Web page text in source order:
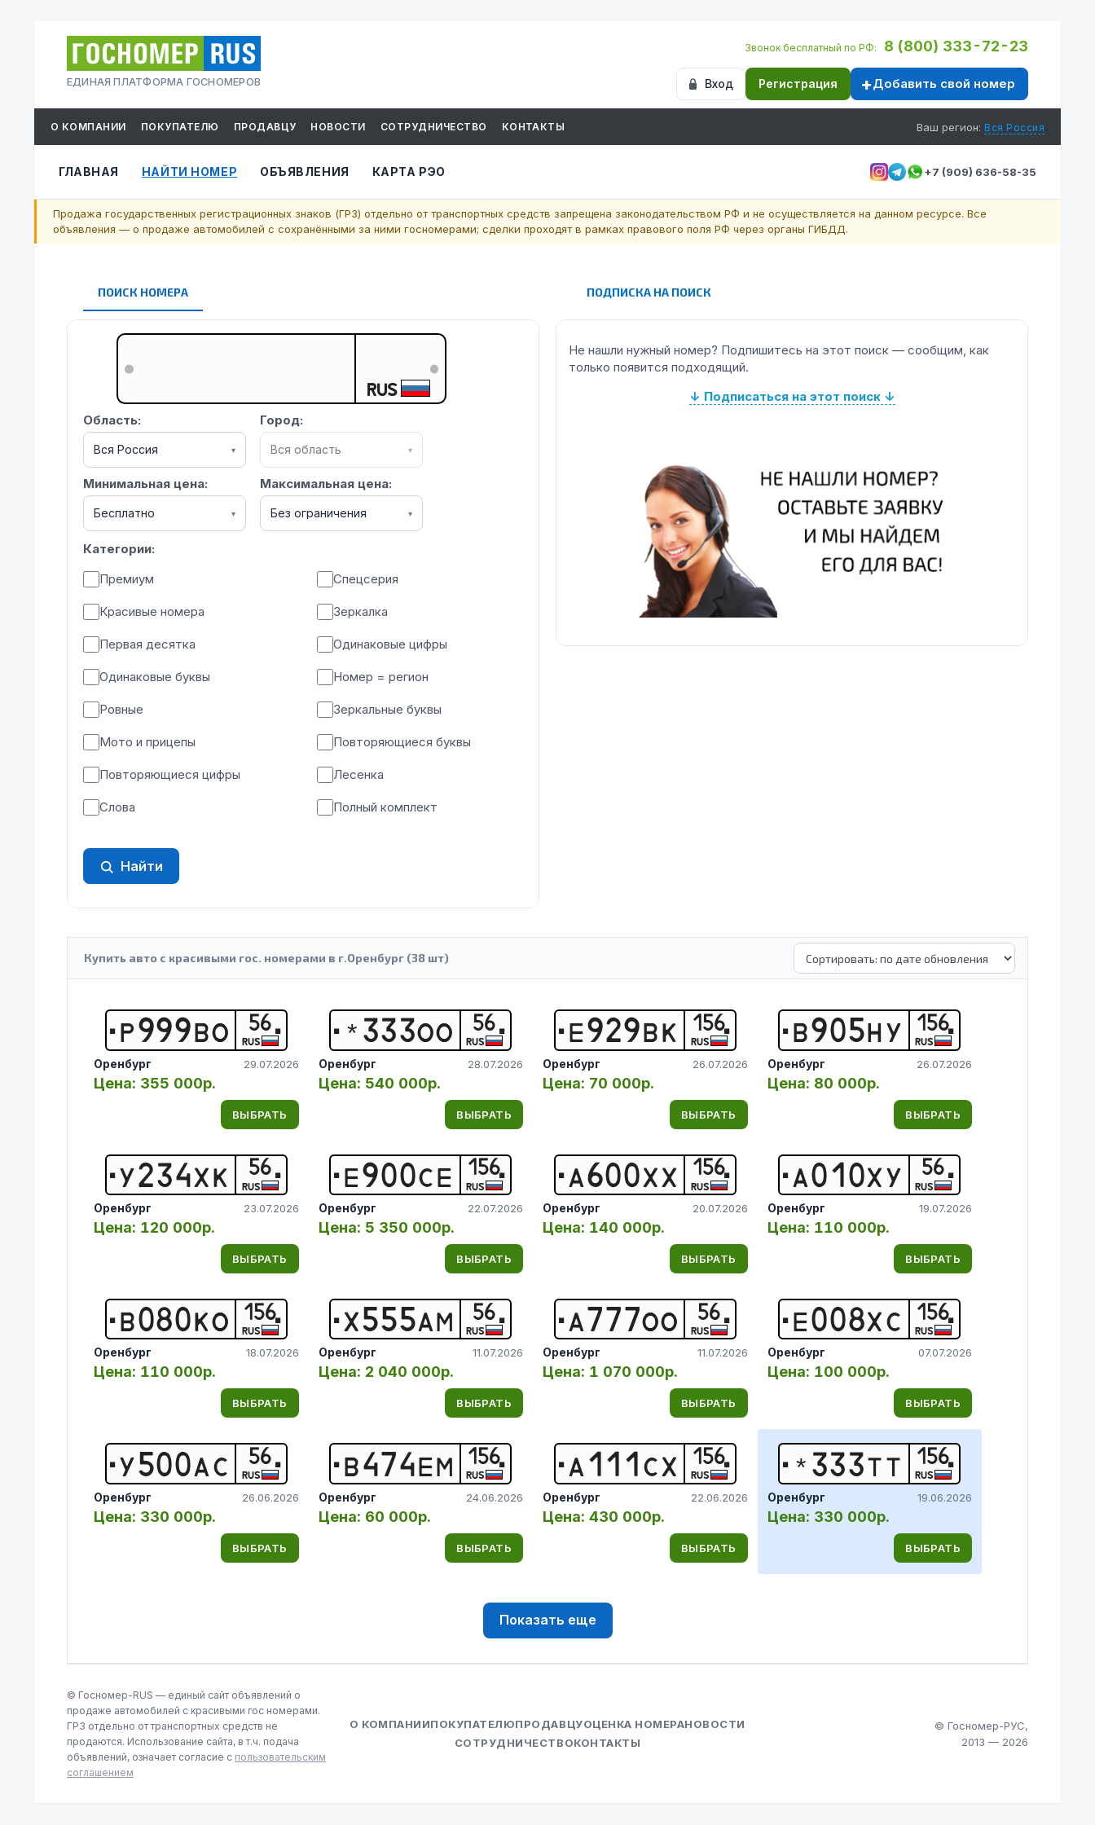
ЕДИНАЯ ПЛАТФОРМА ГОСНОМЕРОВ
Звонок бесплатный по РФ: 8 (800) 333-72-23
Вход Регистрация Добавить свой номер
О КОМПАНИИ ПОКУПАТЕЛЮ ПРОДАВЦУ НОВОСТИ СОТРУДНИЧЕСТВО КОНТАКТЫ Ваш регион: Вся Россия
ГЛАВНАЯ НАЙТИ НОМЕР ОБЪЯВЛЕНИЯ КАРТА РЭО +7 (909) 636-58-35
Продажа государственных регистрационных знаков (ГРЗ) отдельно от транспортных средств запрещена законодательством РФ и не осуществляется на данном ресурсе. Все
объявления — о продаже автомобилей с сохранёнными за ними госномерами; сделки проходят в рамках правового поля РФ через органы ГИБДД.
ПОИСК НОМЕРА
RUS
Область:
Вся Россия ▾
Город:
Вся область ▾
Минимальная цена:
Бесплатно ▾
Максимальная цена:
Без ограничения ▾
Категории:
Премиум
Спецсерия
Красивые номера Зеркалка
Первая десятка Одинаковые цифры
Одинаковые буквы Номер = регион
Ровные Зеркальные буквы
Мото и прицепы Повторяющиеся буквы
Повторяющиеся цифры Лесенка
Слова Полный комплект
Найти
ПОДПИСКА НА ПОИСК
Не нашли нужный номер? Подпишитесь на этот поиск — сообщим, как
только появится подходящий.
↓ Подписаться на этот поиск ↓
Купить авто с красивыми гос. номерами в г.Оренбург (38 шт)
Р999ВО 56
RUS
Оренбург 29.07.2026
Цена: 355 000р.
ВЫБРАТЬ
У234ХК 56
RUS
Оренбург 23.07.2026
Цена: 120 000р.
ВЫБРАТЬ
В080КО 156
RUS
Оренбург 18.07.2026
Цена: 110 000р.
ВЫБРАТЬ
У500А С 56
RUS
Оренбург 26.06.2026
Цена: 330 000р.
ВЫБРАТЬ
* 333ОО 56
RUS
Оренбург 28.07.2026
Цена: 540 000р.
ВЫБРАТЬ
Е900СЕ 156
RUS
Оренбург 22.07.2026
Цена: 5 350 000р.
ВЫБРАТЬ
Х555АМ 56
RUS
Оренбург 11.07.2026
Цена: 2 040 000р.
ВЫБРАТЬ
В474ЕМ 156
RUS
Оренбург 24.06.2026
Цена: 60 000р.
ВЫБРАТЬ
Е929ВК 156
RUS
Оренбург 26.07.2026
Цена: 70 000р.
ВЫБРАТЬ
А600ХХ 156
RUS
Оренбург 20.07.2026
Цена: 140 000р.
ВЫБРАТЬ
А777ОО 56
RUS
Оренбург 11.07.2026
Цена: 1 070 000р.
ВЫБРАТЬ
А 1 1 1 СХ 156
RUS
Оренбург 22.06.2026
Цена: 430 000р.
ВЫБРАТЬ
В905НУ 156
RUS
Оренбург 26.07.2026
Цена: 80 000р.
ВЫБРАТЬ
А01 0ХУ 56
RUS
Оренбург 19.07.2026
Цена: 110 000р.
ВЫБРАТЬ
Е008ХС 156
RUS
Оренбург 07.07.2026
Цена: 100 000р.
ВЫБРАТЬ
* 333ТТ 156
RUS
Оренбург 19.06.2026
Цена: 330 000р.
ВЫБРАТЬ
Показать еще
© Госномер-RUS — единый сайт объявлений о
продаже автомобилей с красивыми гос номерами.
ГРЗ отдельно от транспортных средств не
продаются. Использование сайта, в т.ч. подача
объявлений, означает согласие с пользовательским
соглашением
О КОМПАНИИПОКУПАТЕЛЮПРОДАВЦУОЦЕНКА НОМЕРАНОВОСТИ
СОТРУДНИЧЕСТВОКОНТАКТЫ
© Госномер-РУС,
2013 — 2026